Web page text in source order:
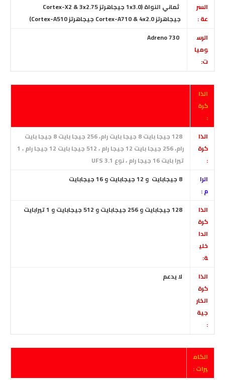
السر
عة :
ثماني النواة (1x3.0 جيجاهرتز Cortex-X2 & 3x2.75
جيجاهرتز Cortex-A710 & 4x2.0 جيجاهرتز Cortex-A510)
الرس
وميا
ت:
الذا
كرة
:
الذا
كرة
:
256 جيجا بايت 8 جيجا بايت
رام، 256 جيجا بايت 12 جيجا رام ، 512 جيجا بايت 12 جيجا رام ، 1
تيرا بايت 16 جيجا رام ، نوع UFS 3.1
الرا
م :
8 جيجابايت و 12 جيجابايت و 16 جيجابايت
الذا
كرة
الدا
خلي
ة:
جيجابايتو 256 جيجابايت و 512 جيجابايت و 1 تيرابايت
الذا
كرة
الخار
جية
:
لا يدعم
الكام
يرات :